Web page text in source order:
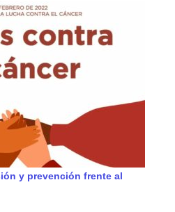
y prevención frente al